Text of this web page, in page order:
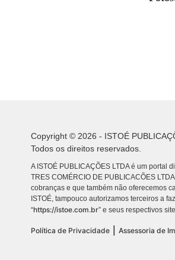
Copyright © 2026 - ISTOÉ
Todos os direitos reservados.
A ISTOÉ PUBLICAÇÕES LTDA é um portal
TRES COMÉRCIO DE PUBLICACÕES
cobranças e que também não oferecemos
ISTOÉ, tampouco autorizamos terceiros a
“https://istoe.com.br” e seus respectivos
Política de Privacidade Assessoria de